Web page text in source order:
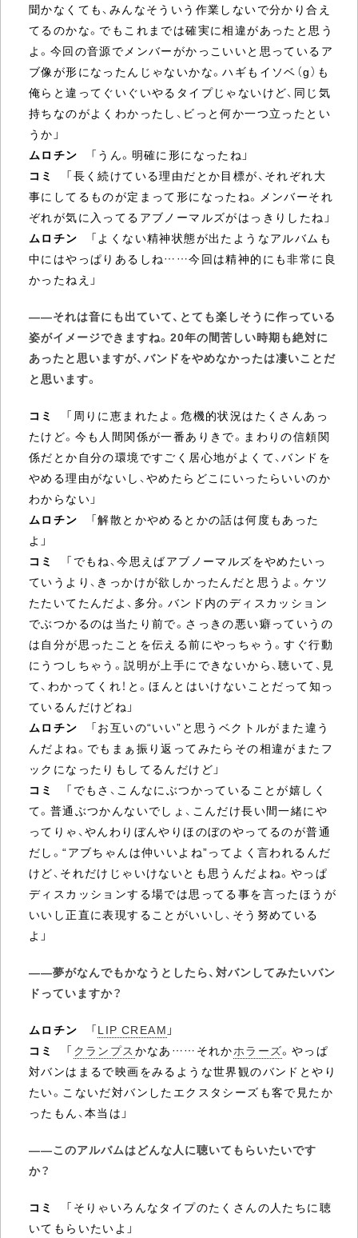
聞かなくても、みんなそういう作業しないで分かり合え
てるのかな。でもこれまでは確実に相違があったと思う
よ。今回の音源でメンバーがかっこいいと思っているア
ブ像が形になったんじゃないかな。ハギもイソベ（g）も
俺らと違ってぐいぐいやるタイプじゃないけど、同じ気
持ちなのがよくわかったし、ビっと何か一つ立ったとい
うか」
ムロチン 「うん。明確に形になったね」
コミ
「長く続けている理由だとか目標が、それぞれ大
事にしてるものが定まって形になったね。メンバーそれ
ぞれが気に入ってるアブノーマルズがはっきりしたね」
ムロチン 「よくない精神状態が出たようなアルバムも
中にはやっぱりあるしね……今回は精神的にも非常に良
かったねえ」
――それは音にも出ていて、とても楽しそうに作っている
姿がイメージできますね。20年の間苦しい時期も絶対に
あったと思いますが、バンドをやめなかったは凄いことだ
と思います。
コミ
「周りに恵まれたよ。危機的状況はたくさんあっ
たけど。今も人間関係が一番ありきで。まわりの信頼関
係だとか自分の環境ですごく居心地がよくて、バンドを
やめる理由がないし、やめたらどこにいったらいいのか
わからない」
ムロチン 「解散とかやめるとかの話は何度もあった
よ」
コミ
「でもね、今思えばアブノーマルズをやめたいっ
ていうより、きっかけが欲しかったんだと思うよ。ケツ
たたいてたんだよ、多分。バンド内のディスカッション
でぶつかるのは当たり前で。さっきの悪い癖っていうの
は自分が思ったことを伝える前にやっちゃう。すぐ行動
にうつしちゃう。説明が上手にできないから、聴いて、見
て、わかってくれ！と。ほんとはいけないことだって知っ
ているんだけどね」
ムロチン 「お互いの“いい”と思うベクトルがまた違う
んだよね。でもまぁ振り返ってみたらその相違がまたフ
ックになったりもしてるんだけど」
コミ
「でもさ、こんなにぶつかっていることが嬉しく
て。普通ぶつかんないでしょ、こんだけ長い間一緒にや
ってりゃ、やんわりぼんやりほのぼのやってるのが普通
だし。“アブちゃんは仲いいよね”ってよく言われるんだ
けど、それだけじゃいけないとも思うんだよね。やっぱ
ディスカッションする場では思ってる事を言ったほうが
いいし正直に表現することがいいし、そう努めている
よ」
――夢がなんでもかなうとしたら、対バンしてみたいバン
ドっていますか？
ムロチン 「LIP CREAM 」
コミ
「 クランプス かなあ……それかホラーズ。やっぱ
対バンはまるで映画をみるような世界観のバンドとやり
たい。こないだ対バンしたエクスタシーズも客で見たか
ったもん、本当は」
――このアルバムはどんな人に聴いてもらいたいです
か？
コミ
「そりゃいろんなタイプのたくさんの人たちに聴
いてもらいたいよ」